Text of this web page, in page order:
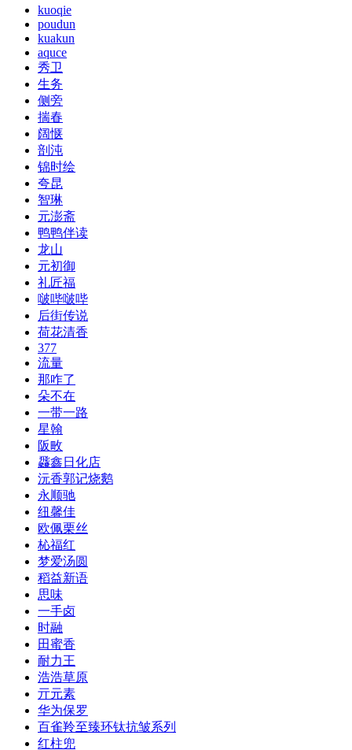
kuoqie
poudun
kuakun
aquce
秀卫
生务
侧旁
揣春
阔惬
剖沌
锦时绘
夸昆
智琳
元澎斋
鸭鸭伴读
龙山
元初御
礼匠福
啵哔啵哔
后街传说
荷花清香
377
流量
那咋了
朵不在
一带一路
星翰
阪畋
飝鑫日化店
沅香郭记烧鹅
永顺驰
纽馨佳
欧佩栗丝
杺福红
梦爱汤圆
稻益新语
思味
一手卤
时融
田蜜香
耐力王
浩浩草原
亓元素
华为保罗
百雀羚至臻环钛抗皱系列
红柱兜